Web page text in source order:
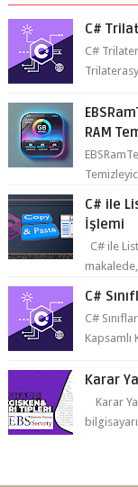
C#
C#
RAM
C# ile
İşlemi
C# ile
C#
C#
Kapsamlı
Karar
Karar